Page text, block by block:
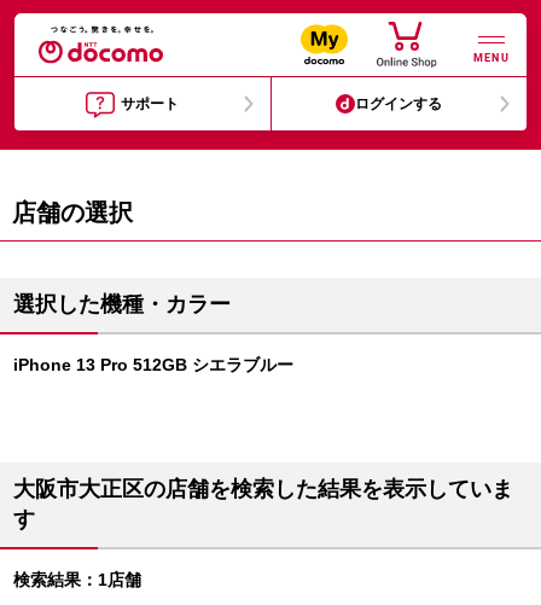
MENU
サポート ログインする
店舗の選択
選択した機種・カラー
iPhone 13 Pro 512GB シエラブルー
大阪市大正区の店舗を検索した結果を表示していま
す
検索結果：1店舗